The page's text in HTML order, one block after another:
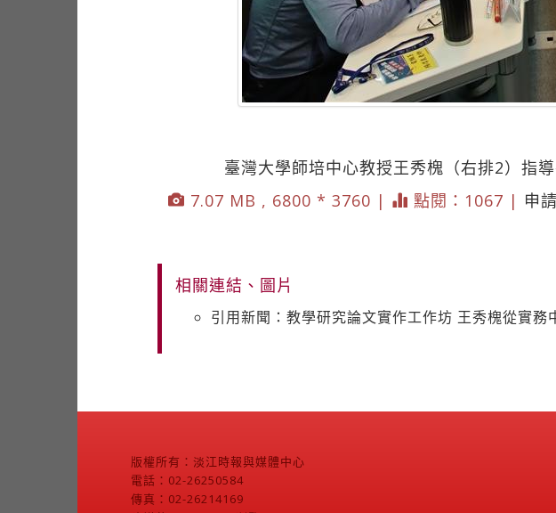
臺灣大學師培中心教授王秀槐（右排2）指
7.07 MB , 6800 * 3760 |
點閱：1067 | 申
相關連結、圖片
引用新聞：教學研究論文實作工作坊 王秀槐從實務
版權所有：淡江時報與媒體中心
電話：02-26250584
傳真：02-26214169